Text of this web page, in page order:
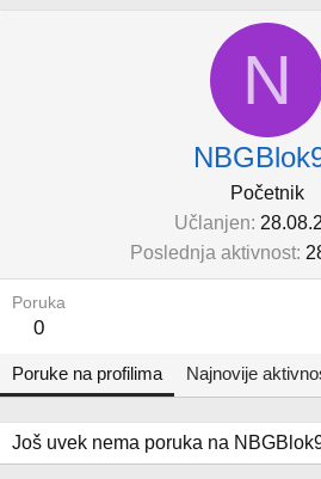
N
Početnik
Učlanjen
Poslednja aktivnost
Poruka
0
Poruke na profilima Najnovije
Još uvek nema poruka na